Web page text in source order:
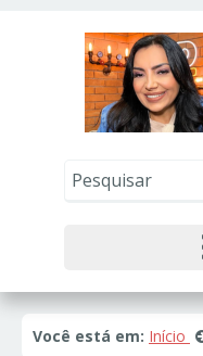
Você está em: Início
para lembrar e entender
site, analisar seu uso de
serviços, ajudar com
marketing e fornecer
Política de